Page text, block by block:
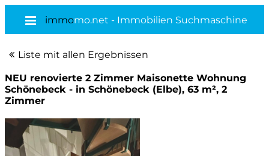
immomo.net - Immobilien Suchmaschine
Liste mit allen Ergebnissen
NEU renovierte 2 Zimmer Maisonette Wohnung
Schönebeck - in Schönebeck (Elbe), 63 m², 2
Zimmer